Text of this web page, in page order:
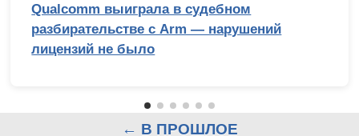
Qualcomm выиграла в судебном
разбирательстве с Arm — нарушений
лицензий не было
← В ПРОШЛОЕ